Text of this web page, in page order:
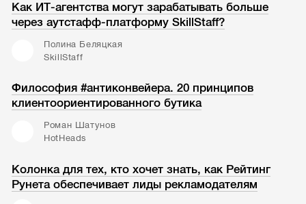
Как ИТ-агентства могут зарабатывать больше
через аутстафф-платформу SkillStaff?
Полина Беляцкая
SkillStaff
Философия #антиконвейера. 20 принципов
клиентоориентированного бутика
Роман Шатунов
HotHeads
Колонка для тех, кто хочет знать, как Рейтинг
Рунета обеспечивает лиды рекламодателям